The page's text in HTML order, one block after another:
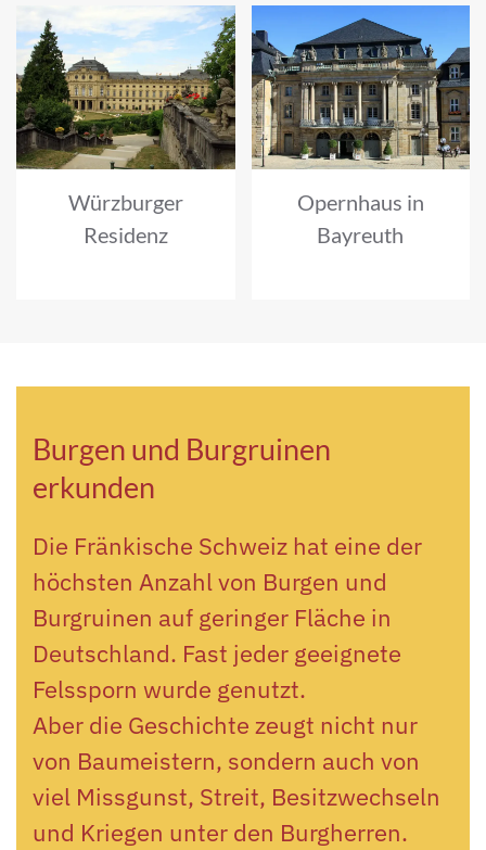
Würzburger
Residenz
Opernhaus in
Bayreuth
Burgen und Burgruinen
erkunden
Die Fränkische Schweiz hat eine der
höchsten Anzahl von Burgen und
Burgruinen auf geringer Fläche in
Deutschland. Fast jeder geeignete
Felssporn wurde genutzt.
Aber die Geschichte zeugt nicht nur
von Baumeistern, sondern auch von
viel Missgunst, Streit, Besitzwechseln
und Kriegen unter den Burgherren.